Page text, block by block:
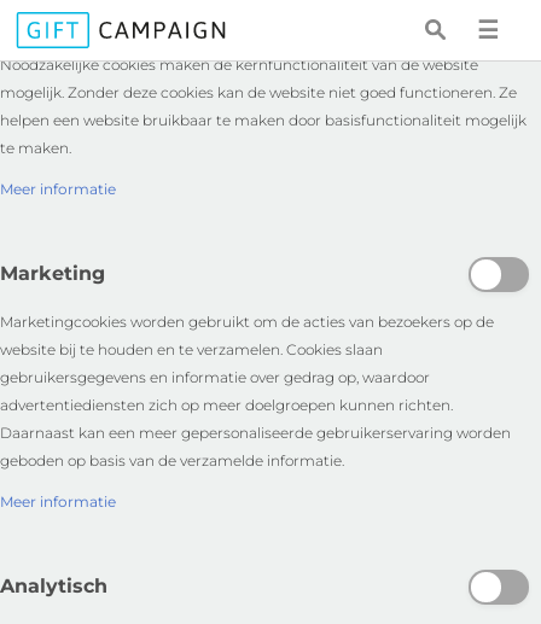
Essentieel
Noodzakelijke cookies maken de kernfunctionaliteit van de website
mogelijk. Zonder deze cookies kan de website niet goed functioneren. Ze
helpen een website bruikbaar te maken door basisfunctionaliteit mogelijk
te maken.
Meer informatie
Marketing
Marketingcookies worden gebruikt om de acties van bezoekers op de
website bij te houden en te verzamelen. Cookies slaan
gebruikersgegevens en informatie over gedrag op, waardoor
advertentiediensten zich op meer doelgroepen kunnen richten.
Daarnaast kan een meer gepersonaliseerde gebruikerservaring worden
geboden op basis van de verzamelde informatie.
Meer informatie
Analytisch
☰